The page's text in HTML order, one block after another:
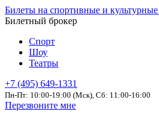
Билеты на спортивные и
Билетный брокер
Спорт
Шоу
Театры
+7 (495) 649-1331
Пн-Пт: 10:00-19:00 (Мск), Сб: 11:00-16:00
Перезвоните мне